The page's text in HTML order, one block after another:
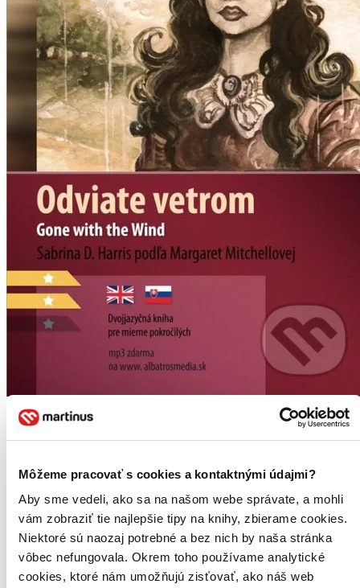
Môžeme pracovať s cookies a kontaktnými údajmi?
Aby sme vedeli, ako sa na našom webe správate, a mohli
vám zobraziť tie najlepšie tipy na knihy, zbierame cookies.
Niektoré sú naozaj potrebné a bez nich by naša stránka
vôbec nefungovala. Okrem toho používame analytické
cookies, ktoré nám umožňujú zisťovať, ako náš web
Gone with the Wind / Odviate vetrom
EN
Sabrina D. Harris
Mnohí autori napísali desiatky kníh a márne čakali na úspech.
Margaret Mitchellovej, americkej novinárke a spisovateľke, na jeho
dosiahnutie stačilo napísať len jedinú knihu. Odviate vetrom,
najznámejší milostný príbeh všetkých...
Kniha brožovaná väzba